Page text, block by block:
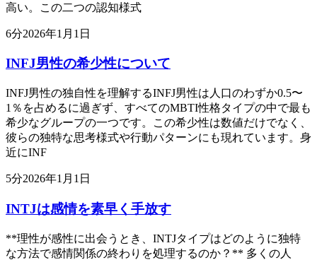
高い。この二つの認知様式
6分2026年1月1日
INFJ男性の希少性について
INFJ男性の独自性を理解するINFJ男性は人口のわずか0.5〜
1％を占めるに過ぎず、すべてのMBTI性格タイプの中で最も
希少なグループの一つです。この希少性は数値だけでなく、
彼らの独特な思考様式や行動パターンにも現れています。身
近にINF
5分2026年1月1日
INTJは感情を素早く手放す
**理性が感性に出会うとき、INTJタイプはどのように独特
な方法で感情関係の終わりを処理するのか？** 多くの人